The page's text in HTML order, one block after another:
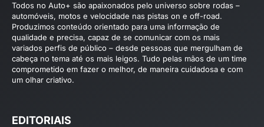
Todos no Auto+ são apaixonados pelo universo sobre rodas –
automóveis, motos e velocidade nas pistas on e off-road.
Produzimos conteúdo orientado para uma informação de
qualidade e precisa, capaz de se comunicar com os mais
variados perfis de público – desde pessoas que mergulham de
cabeça no tema até os mais leigos. Tudo pelas mãos de um time
comprometido em fazer o melhor, de maneira cuidadosa e com
um olhar criativo.
EDITORIAIS